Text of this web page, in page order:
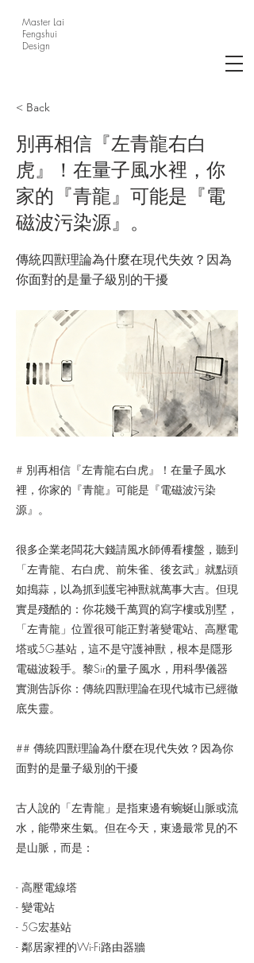
Master Lai
Fengshui
Design
< Back
別再相信『左青龍右白
虎』！在量子風水裡，你
家的『青龍』可能是『電
磁波污染源』。
傳統四獸理論為什麼在現代失效？因為
你面對的是量子級別的干擾
# 別再相信『左青龍右白虎』！在量子風水
裡，你家的『青龍』可能是『電磁波污染
源』。
很多企業老闆花大錢請風水師傅看樓盤，聽到
「左青龍、右白虎、前朱雀、後玄武」就點頭
如搗蒜，以為抓到護宅神獸就萬事大吉。但現
實是殘酷的：你花幾千萬買的寫字樓或別墅，
「左青龍」位置很可能正對著變電站、高壓電
塔或5G基站，這不是守護神獸，根本是隱形
電磁波殺手。黎Sir的量子風水，用科學儀器
實測告訴你：傳統四獸理論在現代城市已經徹
底失靈。
## 傳統四獸理論為什麼在現代失效？因為你
面對的是量子級別的干擾
古人說的「左青龍」是指東邊有蜿蜒山脈或流
水，能帶來生氣。但在今天，東邊最常見的不
是山脈，而是：
- 高壓電線塔
- 變電站
- 5G宏基站
- 鄰居家裡的Wi-Fi路由器牆